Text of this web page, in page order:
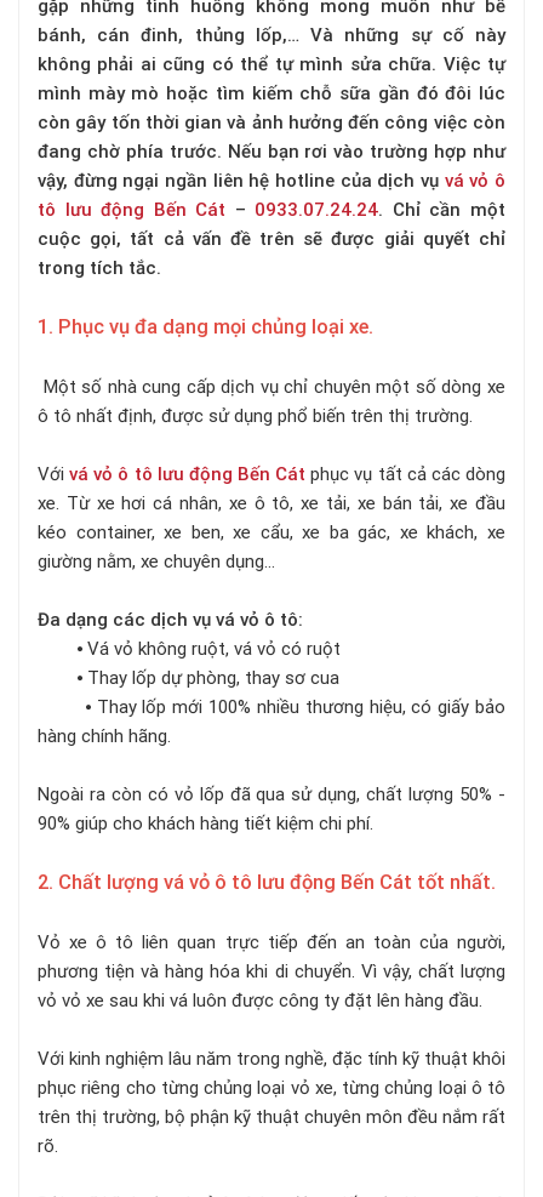
gặp những tình huống không mong muốn như bể
bánh, cán đinh, thủng lốp,… Và những sự cố này
không phải ai cũng có thể tự mình sửa chữa. Việc tự
mình mày mò hoặc tìm kiếm chỗ sữa gần đó đôi lúc
còn gây tốn thời gian và ảnh hưởng đến công việc còn
đang chờ phía trước. Nếu bạn rơi vào trường hợp như
vậy, đừng ngại ngần liên hệ hotline của dịch vụ vá vỏ ô
tô lưu động Bến Cát – 0933.07.24.24. Chỉ cần một
cuộc gọi, tất cả vấn đề trên sẽ được giải quyết chỉ
trong tích tắc.
1. Phục vụ đa dạng mọi chủng loại xe.
Một số nhà cung cấp dịch vụ chỉ chuyên một số dòng xe
ô tô nhất định, được sử dụng phổ biến trên thị trường.
Với vá vỏ ô tô lưu động Bến Cát phục vụ tất cả các dòng
xe. Từ xe hơi cá nhân, xe ô tô, xe tải, xe bán tải, xe đầu
kéo container, xe ben, xe cẩu, xe ba gác, xe khách, xe
giường nằm, xe chuyên dụng…
Đa dạng các dịch vụ vá vỏ ô tô:
⦁ Vá vỏ không ruột, vá vỏ có ruột
⦁ Thay lốp dự phòng, thay sơ cua
⦁ Thay lốp mới 100% nhiều thương hiệu, có giấy bảo
hàng chính hãng.
Ngoài ra còn có vỏ lốp đã qua sử dụng, chất lượng 50% -
90% giúp cho khách hàng tiết kiệm chi phí.
2. Chất lượng vá vỏ ô tô lưu động Bến Cát tốt nhất.
Vỏ xe ô tô liên quan trực tiếp đến an toàn của người,
phương tiện và hàng hóa khi di chuyển. Vì vậy, chất lượng
vỏ vỏ xe sau khi vá luôn được công ty đặt lên hàng đầu.
Với kinh nghiệm lâu năm trong nghề, đặc tính kỹ thuật khôi
phục riêng cho từng chủng loại vỏ xe, từng chủng loại ô tô
trên thị trường, bộ phận kỹ thuật chuyên môn đều nắm rất
rõ.